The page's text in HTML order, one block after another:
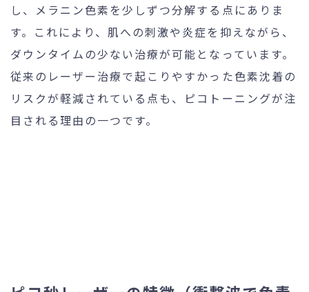
し、メラニン色素を少しずつ分解する点にありま
す。これにより、肌への刺激や炎症を抑えながら、
ダウンタイムの少ない治療が可能となっています。
従来のレーザー治療で起こりやすかった色素沈着の
リスクが軽減されている点も、ピコトーニングが注
目される理由の一つです。